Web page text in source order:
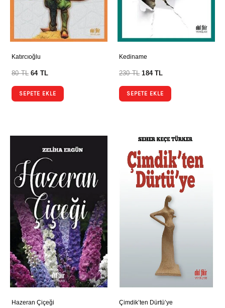
Katırcıoğlu
80TL 64 TL
SEPETE EKLE
Kediname
230TL 184TL
SEPETE EKLE
Hazeran Çiçeği Çimdik’ten Dürtü’ye